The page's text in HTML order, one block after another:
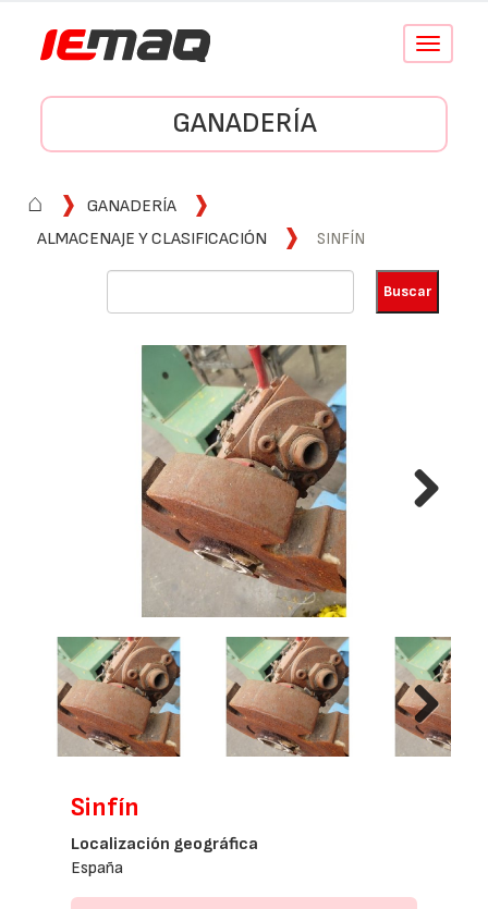
Conmutar
GANADERÍA
⌂
GANADERÍA
ALMACENAJE Y CLASIFICACIÓN
SINFÍN
Next
Sinfín
Localización geográfica
España